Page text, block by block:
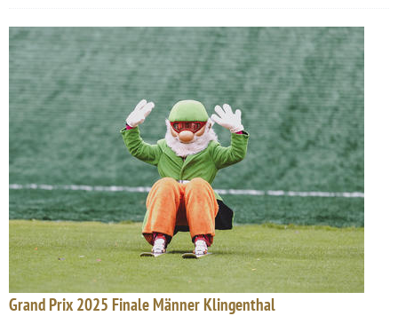
Grand Prix 2025 Finale Männer Klingenthal